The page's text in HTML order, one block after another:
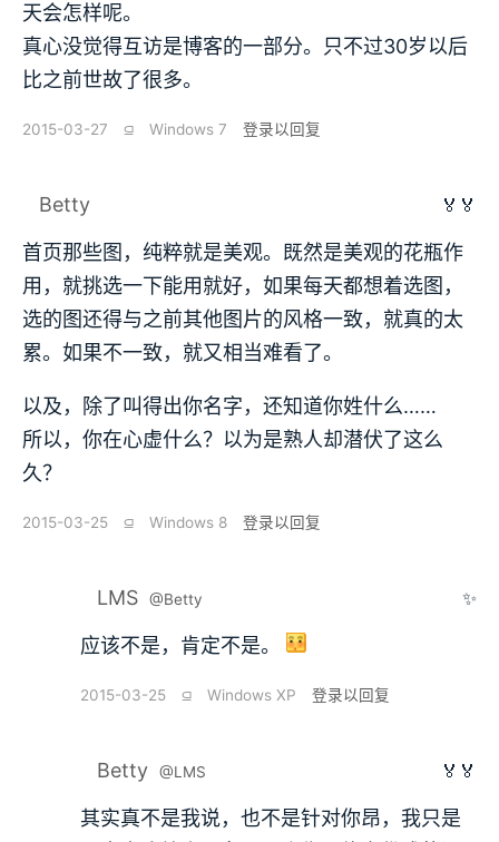
天会怎样呢。
真心没觉得互访是博客的一部分。只不过30岁以后
比之前世故了很多。
2015-03-27 ⫑ Windows 7 登录以回复
Betty 🏅🏅
首页那些图，纯粹就是美观。既然是美观的花瓶作
用，就挑选一下能用就好，如果每天都想着选图，
选的图还得与之前其他图片的风格一致，就真的太
累。如果不一致，就又相当难看了。
以及，除了叫得出你名字，还知道你姓什么……
所以，你在心虚什么？以为是熟人却潜伏了这么
久？
2015-03-25 ⫑ Windows 8 登录以回复
LMS @Betty ✨
应该不是，肯定不是。
2015-03-25 ⫑ Windows XP 登录以回复
Betty @LMS 🏅🏅
其实真不是我说，也不是针对你昂，我只是